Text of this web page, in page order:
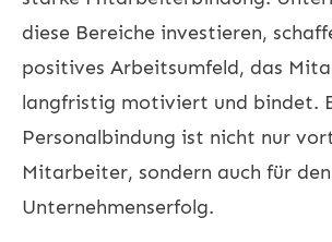
diese Bereiche investieren,
positives Arbeitsumfeld, das
langfristig motiviert und bindet.
Personalbindung ist nicht nur
Mitarbeiter, sondern auch für den
Unternehmenserfolg.